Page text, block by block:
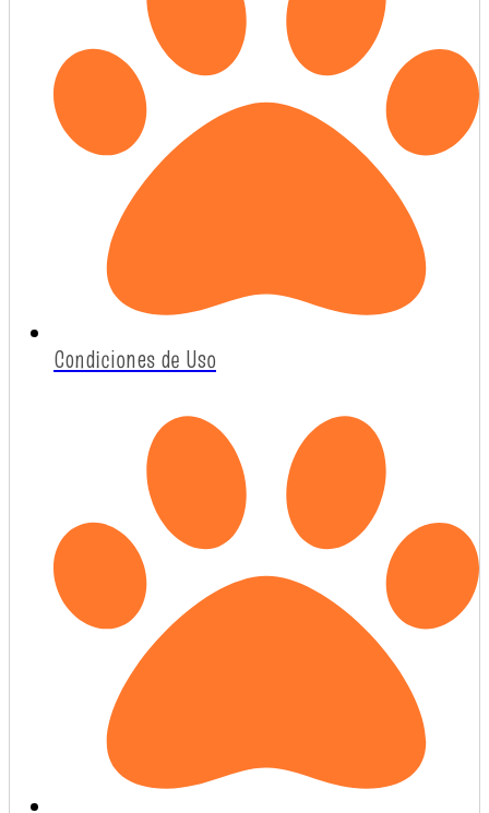
Condiciones de Uso